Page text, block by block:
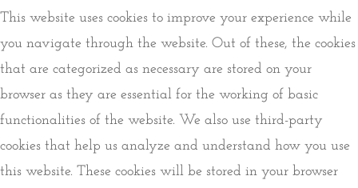
This website uses cookies to improve your experience while
you navigate through the website. Out of these, the cookies
that are categorized as necessary are stored on your
browser as they are essential for the working of basic
functionalities of the website. We also use third-party
cookies that help us analyze and understand how you use
this website. These cookies will be stored in your browser